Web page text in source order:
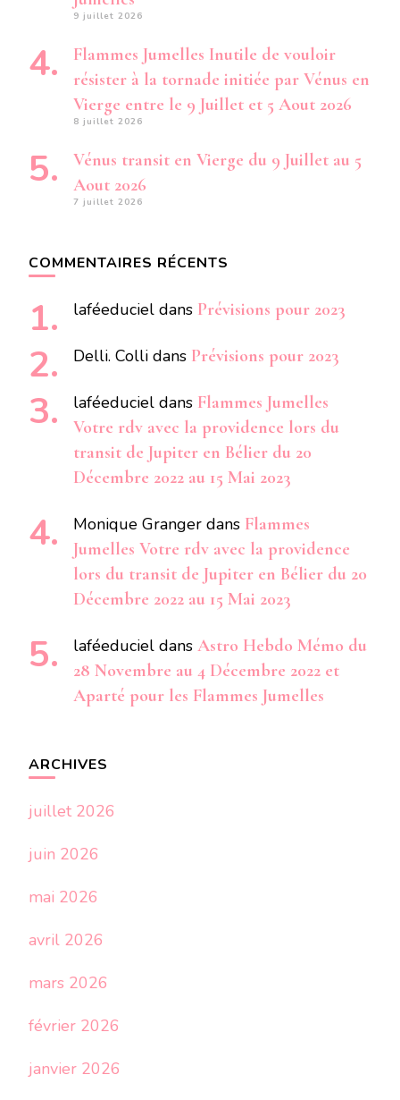
9 juillet 2026
Flammes Jumelles Inutile de vouloir
résister à la tornade initiée par Vénus en
Vierge entre le 9 Juillet et 5 Aout 2026
8 juillet 2026
Vénus transit en Vierge du 9 Juillet au 5
Aout 2026
7 juillet 2026
COMMENTAIRES RÉCENTS
laféeduciel dans Prévisions pour 2023
Delli. Colli dans Prévisions pour 2023
laféeduciel dans Flammes Jumelles
Votre rdv avec la providence lors du
transit de Jupiter en Bélier du 20
Décembre 2022 au 15 Mai 2023
Monique Granger dans Flammes
Jumelles Votre rdv avec la providence
lors du transit de Jupiter en Bélier du 20
Décembre 2022 au 15 Mai 2023
laféeduciel dans Astro Hebdo Mémo du
28 Novembre au 4 Décembre 2022 et
Aparté pour les Flammes Jumelles
ARCHIVES
juillet 2026
juin 2026
mai 2026
avril 2026
mars 2026
février 2026
janvier 2026